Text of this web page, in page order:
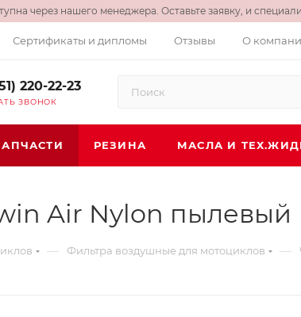
через нашего менеджера. Оставьте заявку, и
Сертификаты и дипломы Отзывы О
220-22-23
ЗВОНОК
РЕЗИНА МАСЛА И
Air Nylon пылевый
— Фильтра воздушные для мотоциклов —